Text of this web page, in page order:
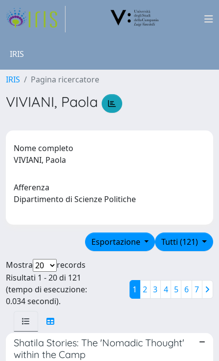
IRIS
IRIS Pagina ricercatore
VIVIANI, Paola
Nome completo
VIVIANI, Paola
Afferenza
Dipartimento di Scienze Politiche
Tutti (121)
Esportazione
Mostra
records
Risultati 1 - 20 di 121
(tempo di esecuzione:
0.034 secondi).
1 2 3 4 5 6 7
Shatila Stories: The 'Nomadic Thought'
within the Camp